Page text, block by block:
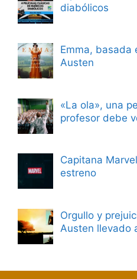
diabólicos
Emma, basada
Austen
«La ola», una
profesor debe
Capitana
estreno
Orgullo y
Austen llevado